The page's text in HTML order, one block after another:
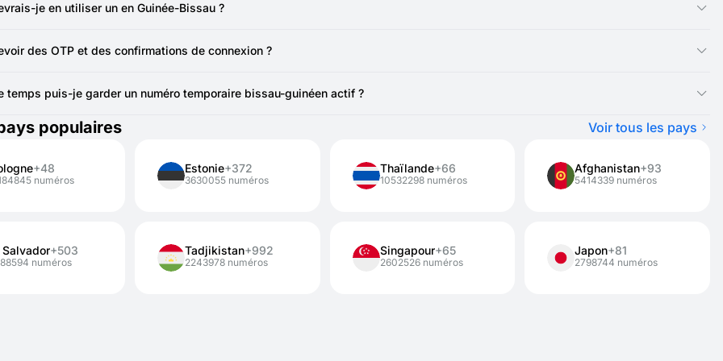
ou les connexions.
je en utiliser un en Guinée-Bissau ?
des OTP et des confirmations de connexion ?
temps puis-je garder un numéro temporaire bissau-guinéen actif ?
de Guinée-Bissau pour activations sont valables 20 minutes. Si vous avez besoin du numéro plus longtemps, vous pouvez le louer
1 mois.populaires Voir tous les pays
+48
numéros
Estonie+372
3630055 numéros
Thaïlande+66
10532298 numéros
Afghanistan+93
5414339 numéros
Salvador+503
numéros
Tadjikistan+992
2243978 numéros
Singapour+65
2602526 numéros
Japon+81
2798744 numéros